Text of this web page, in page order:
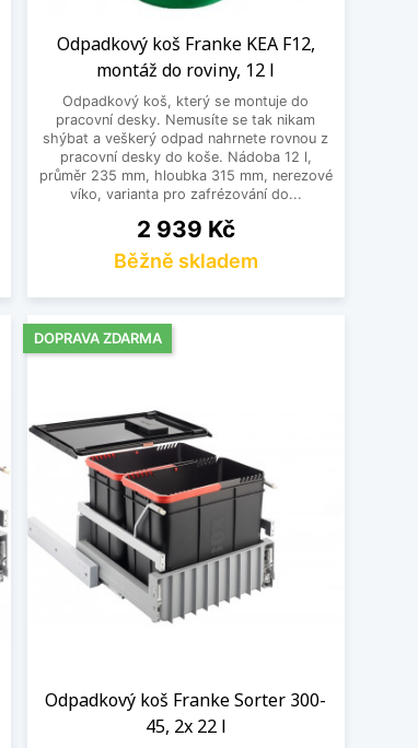
Odpadkový koš Franke KEA F12,
montáž do roviny, 12 l
Odpadkový koš, který se montuje do
pracovní desky. Nemusíte se tak nikam
shýbat a veškerý odpad nahrnete rovnou z
pracovní desky do koše. Nádoba 12 l,
průměr 235 mm, hloubka 315 mm, nerezové
víko, varianta pro zafrézování do...
Cena
2 939 Kč
Běžně skladem
Odpadkový koš Franke Sorter 300-
45, 2x 22 l
DOPRAVA ZDARMA